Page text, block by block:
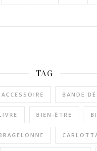
TAG
ACCESSOIRE BANDE
BIEN-ÊTRE